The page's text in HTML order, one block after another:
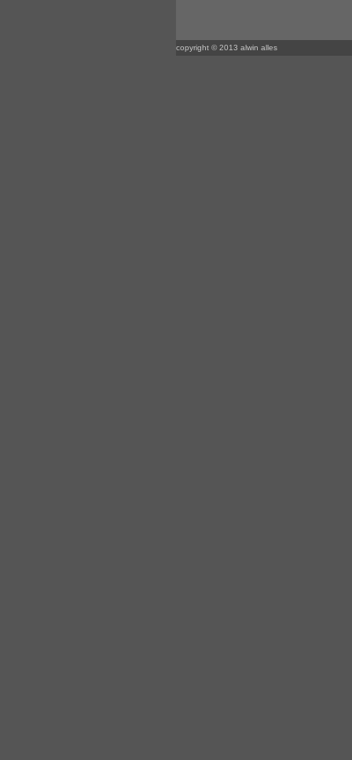
copyright © 2013 alwin alles